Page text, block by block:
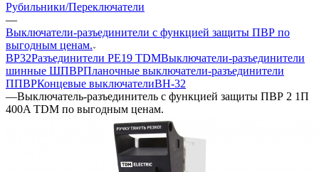
Рубильники/Переключатели
—
Выключатели-разъединители с функцией защиты ПВР по
выгодным ценам.
ВР32Разъединители РЕ19 TDMВыключатели-разъединители
шинные ШПВРПланочные выключатели-разъединители
ППВРКонцевые выключателиВН-32
—Выключатель-разъединитель с функцией защиты ПВР 2 1П
400A TDM по выгодным ценам.